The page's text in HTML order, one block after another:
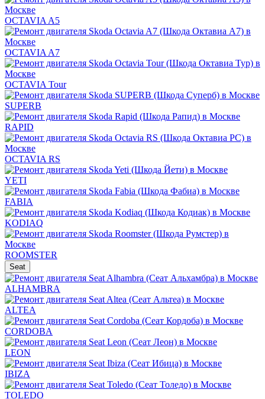
OCTAVIA A5
OCTAVIA A7
OCTAVIA Tour
SUPERB
RAPID
OCTAVIA RS
YETI
FABIA
KODIAQ
ROOMSTER
Seat
ALHAMBRA
ALTEA
CORDOBA
LEON
IBIZA
TOLEDO